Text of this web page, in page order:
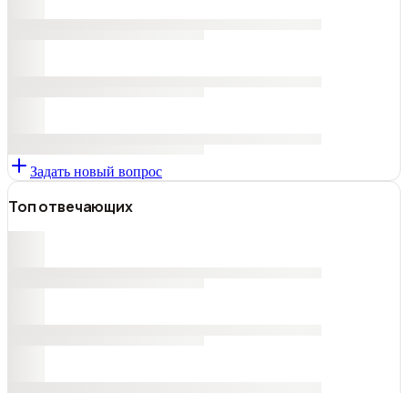
Задать новый вопрос
Топ отвечающих